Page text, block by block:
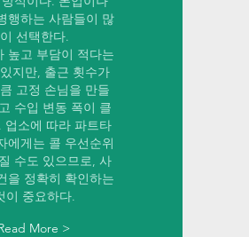
행하는 사람들이 많
이 선택한다.
높고 부담이 적다는
지만, 출근 횟수가
고정 손님을 만들
수입 변동 폭이 클
업소에 따라 파트타
에게는 콜 우선순위
수도 있으므로, 사
을 정확히 확인하는
이 중요하다.
More >